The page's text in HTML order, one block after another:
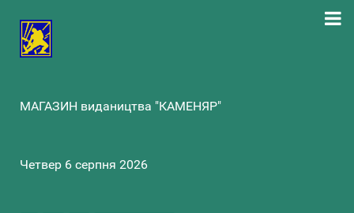
МАГАЗИН видаництва "КАМЕНЯР"
Четвер 6 серпня 2026